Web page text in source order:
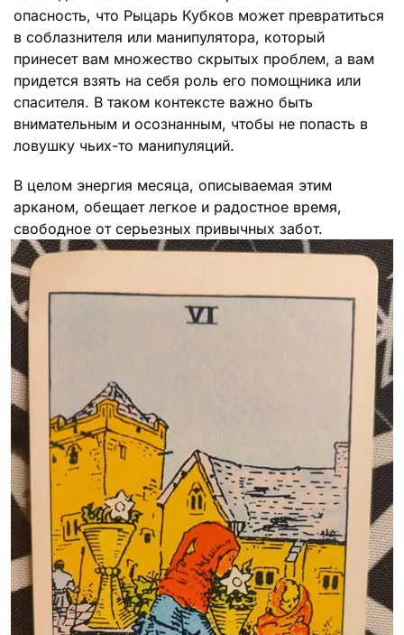
опасность, что Рыцарь Кубков может превратиться
в соблазнителя или манипулятора, который
принесет вам множество скрытых проблем, а вам
придется взять на себя роль его помощника или
спасителя. В таком контексте важно быть
внимательным и осознанным, чтобы не попасть в
ловушку чьих-то манипуляций.
В целом энергия месяца, описываемая этим
арканом, обещает легкое и радостное время,
свободное от серьезных привычных забот.